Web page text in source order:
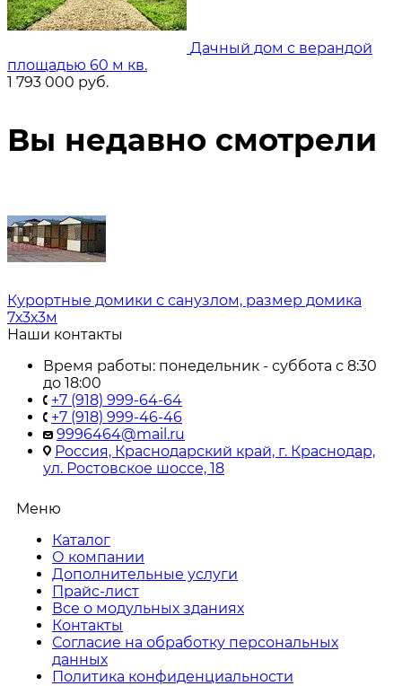
Дачный дом с верандой
площадью 60 м кв.
1 793 000 руб.
Вы недавно смотрели
Курортные домики с санузлом, размер домика
7х3х3м
Наши контакты
Время работы: понедельник - суббота с 8:30
до 18:00
+7 (918) 999-64-64
+7 (918) 999-46-46
9996464@mail.ru
Россия, Краснодарский край, г. Краснодар,
ул. Ростовское шоссе, 18
Меню
Каталог
О компании
Дополнительные услуги
Прайс-лист
Все о модульных зданиях
Контакты
Согласие на обработку персональных
данных
Политика конфиденциальности